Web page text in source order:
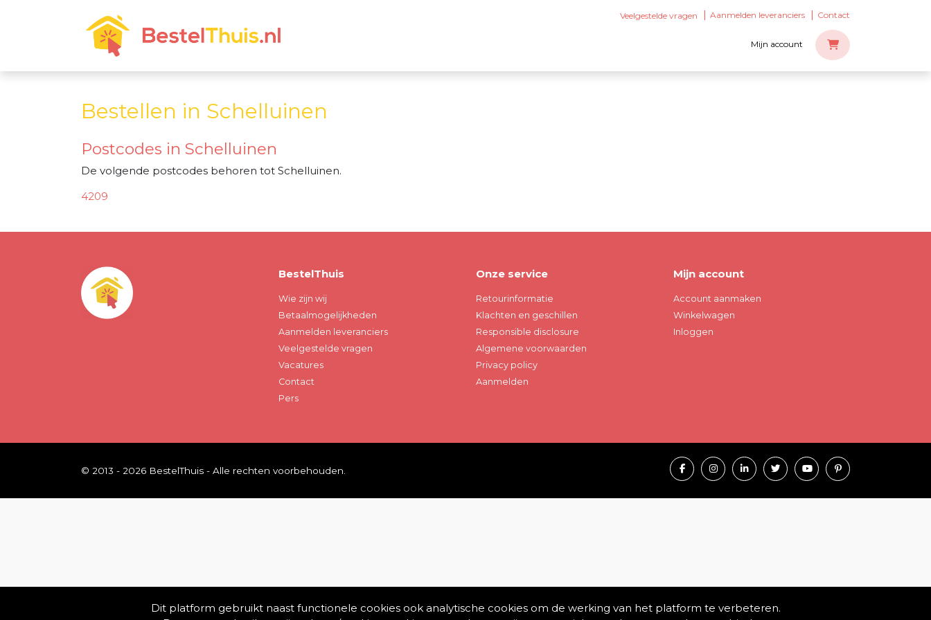
Veelgestelde vragen Aanmelden leveranciers Contact
Mijn account
Bestellen in Schelluinen
Postcodes in Schelluinen
De volgende postcodes behoren tot Schelluinen.
4209
BestelThuis
Wie zijn wij
Betaalmogelijkheden
Aanmelden leveranciers
Veelgestelde vragen
Vacatures
Contact
Pers
Onze service
Retourinformatie
Klachten en geschillen
Responsible disclosure
Algemene voorwaarden
Privacy policy
Aanmelden
Mijn account
Account aanmaken
Winkelwagen
Inloggen
© 2013 - 2026 BestelThuis - Alle rechten voorbehouden.
Dit platform gebruikt naast functionele cookies ook analytische cookies om de werking van het platform te verbeteren.